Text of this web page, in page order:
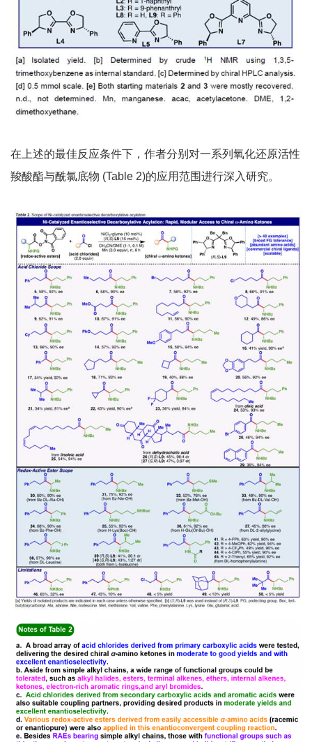
在上述的最佳反应条件下，作者分别对一系列氧化还原活性
羧酸酯与酰氯底物 (Table 2)的应用范围进行深入研究。